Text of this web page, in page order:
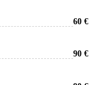
60 €
90 €